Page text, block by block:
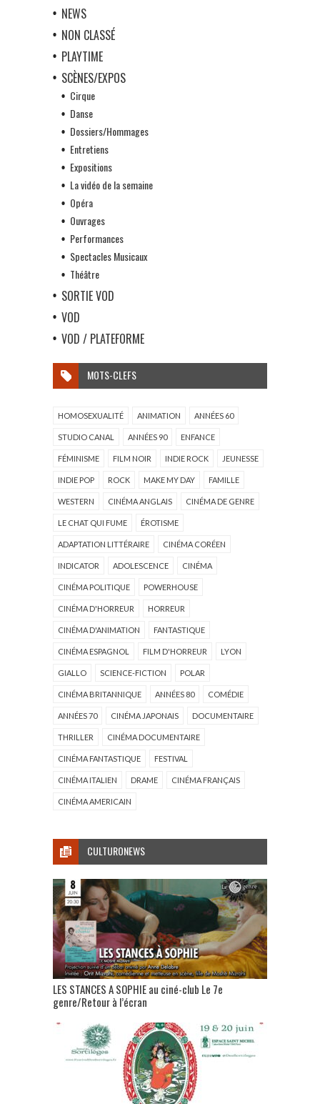
NEWS
NON CLASSÉ
PLAYTIME
SCÈNES/EXPOS
Cirque
Danse
Dossiers/Hommages
Entretiens
Expositions
La vidéo de la semaine
Opéra
Ouvrages
Performances
Spectacles Musicaux
Théâtre
SORTIE VOD
VOD
VOD / PLATEFORME
MOTS-CLEFS
HOMOSEXUALITÉ ANIMATION ANNÉES 60
STUDIO CANAL ANNÉES 90 ENFANCE
FÉMINISME FILM NOIR INDIE ROCK JEUNESSE
INDIE POP ROCK MAKE MY DAY FAMILLE
WESTERN CINÉMA ANGLAIS CINÉMA DE GENRE
LE CHAT QUI FUME ÉROTISME
ADAPTATION LITTÉRAIRE CINÉMA CORÉEN
INDICATOR ADOLESCENCE CINÉMA
CINÉMA POLITIQUE POWERHOUSE
CINÉMA D'HORREUR HORREUR
CINÉMA D'ANIMATION FANTASTIQUE
CINÉMA ESPAGNOL FILM D'HORREUR LYON
GIALLO SCIENCE-FICTION POLAR
CINÉMA BRITANNIQUE ANNÉES 80 COMÉDIE
ANNÉES 70 CINÉMA JAPONAIS DOCUMENTAIRE
THRILLER CINÉMA DOCUMENTAIRE
CINÉMA FANTASTIQUE FESTIVAL
CINÉMA ITALIEN DRAME CINÉMA FRANÇAIS
CINÉMA AMERICAIN
CULTURONEWS
LES STANCES A SOPHIE au ciné-club Le 7e
genre/Retour à l’écran